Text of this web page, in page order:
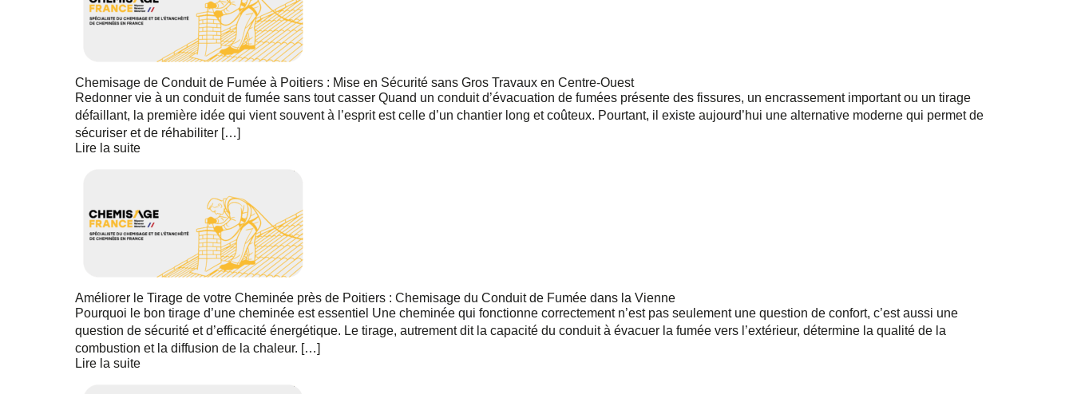
Chemisage de Conduit de Fumée à Poitiers : Mise en Sécurité sans Gros Travaux en Centre-Ouest
Redonner vie à un conduit de fumée sans tout casser Quand un conduit d’évacuation de fumées présente des fissures, un encrassement important ou un tirage
défaillant, la première idée qui vient souvent à l’esprit est celle d’un chantier long et coûteux. Pourtant, il existe aujourd’hui une alternative moderne qui permet de
sécuriser et de réhabiliter […]
Lire la suite
Améliorer le Tirage de votre Cheminée près de Poitiers : Chemisage du Conduit de Fumée dans la Vienne
Pourquoi le bon tirage d’une cheminée est essentiel Une cheminée qui fonctionne correctement n’est pas seulement une question de confort, c’est aussi une
question de sécurité et d’efficacité énergétique. Le tirage, autrement dit la capacité du conduit à évacuer la fumée vers l’extérieur, détermine la qualité de la
combustion et la diffusion de la chaleur. […]
Lire la suite